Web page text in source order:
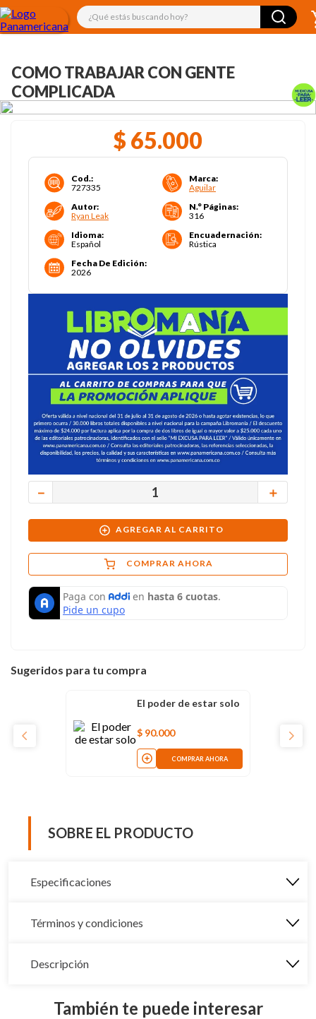
¿Qué estás buscando hoy?
COMO TRABAJAR CON GENTE
COMPLICADA
$ 65.000
Cod.:
727335
Marca:
Aguilar
Autor:
Ryan Leak
N.° Páginas:
316
Idioma:
Español
Encuadernación:
Rústica
Fecha De Edición:
2026
＋
－
AGREGAR AL CARRITO
COMPRAR AHORA
Sugeridos para tu compra
El poder de estar solo
$ 90.000
COMPRAR AHORA
SOBRE EL PRODUCTO
Especificaciones
Términos y condiciones
Descripción
También te puede interesar